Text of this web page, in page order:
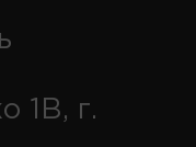
1В, г.